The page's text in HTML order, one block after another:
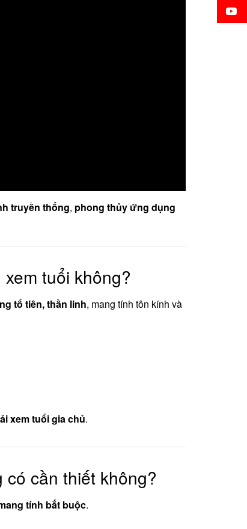
truyền thống, phong thủy ứng dụng
tuổi không?
tổ tiên, thần linh, mang tính tôn kính và
xem tuổi gia chủ.
có cần thiết không?
tính bắt buộc.